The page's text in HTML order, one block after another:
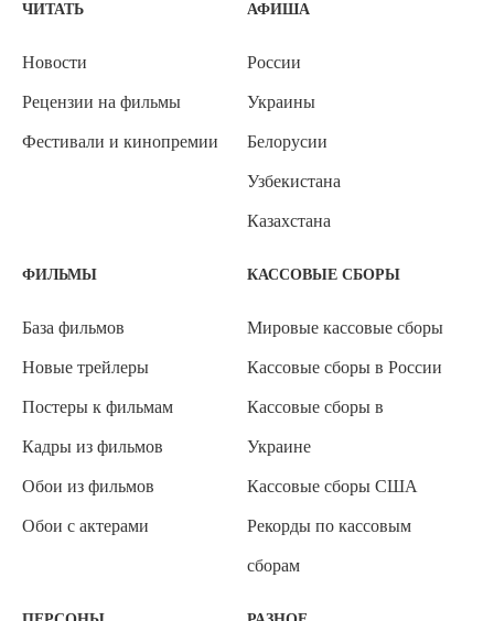
ЧИТАТЬ
Новости
Рецензии на фильмы
Фестивали и кинопремии
АФИША
России
Украины
Белорусии
Узбекистана
Казахстана
ФИЛЬМЫ
База фильмов
Новые трейлеры
Постеры к фильмам
Кадры из фильмов
Обои из фильмов
Обои с актерами
КАССОВЫЕ СБОРЫ
Мировые кассовые сборы
Кассовые сборы в России
Кассовые сборы в
Украине
Кассовые сборы США
Рекорды по кассовым
сборам